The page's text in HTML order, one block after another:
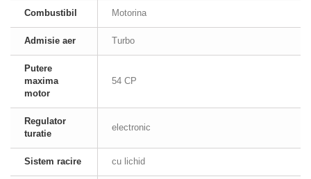
Combustibil Motorina
Admisie aer Turbo
Putere
maxima
motor
54 CP
Regulator
turatie
electronic
Sistem racire cu lichid